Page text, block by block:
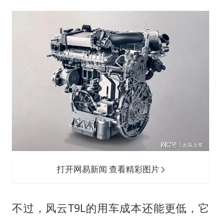
打开网易新闻 查看精彩图片
不过，风云T9L的用车成本还能更低，它